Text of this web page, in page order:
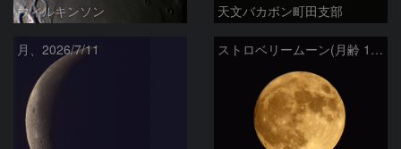
ウィルキンソン 天文バカボン町田支部
月、2026/7/11 ストロベリームーン(月齢 14.4)